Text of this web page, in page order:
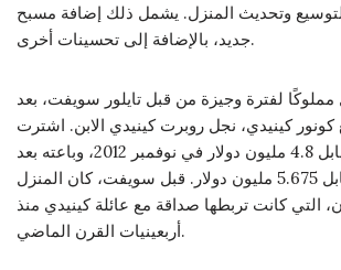
لتوسيع وتحديث المنزل. يشمل ذلك إضافة مسبح
جديد، بالإضافة إلى تحسينات أخرى.
مملوكًا لفترة وجيزة من قبل تايلور سويفت، بعد
كونور كينيدي، نجل روبرت كينيدي الابن. اشترت
سويفت المنزل مقابل 4.8 مليون دولار في نوفمبر 2012، وباعته بعد
ثلاثة أشهر فقط مقابل 5.675 مليون دولار. قبل سويفت، كان المنزل
التي كانت تربطها صداقة مع عائلة كينيدي منذ
أربعينيات القرن الماضي.